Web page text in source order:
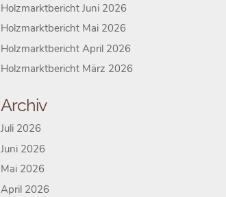
Holzmarktbericht Juni 2026
Holzmarktbericht Mai 2026
Holzmarktbericht April 2026
Holzmarktbericht März 2026
Archiv
Juli 2026
Juni 2026
Mai 2026
April 2026